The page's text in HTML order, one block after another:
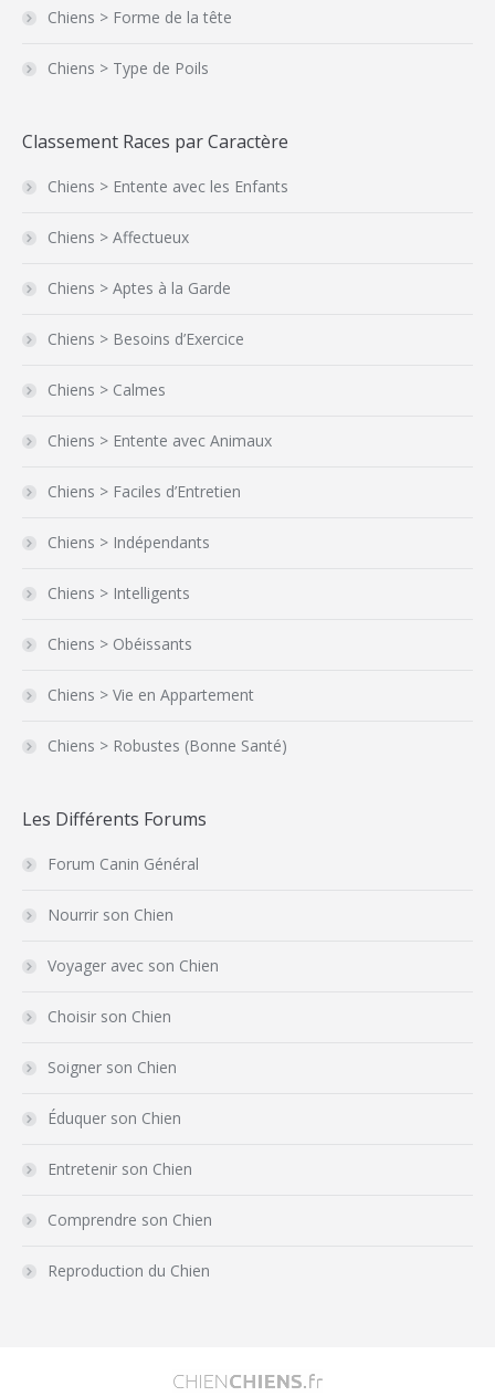
Chiens > Forme de la tête
Chiens > Type de Poils
Classement Races par Caractère
Chiens > Entente avec les Enfants
Chiens > Affectueux
Chiens > Aptes à la Garde
Chiens > Besoins d’Exercice
Chiens > Calmes
Chiens > Entente avec Animaux
Chiens > Faciles d’Entretien
Chiens > Indépendants
Chiens > Intelligents
Chiens > Obéissants
Chiens > Vie en Appartement
Chiens > Robustes (Bonne Santé)
Les Différents Forums
Forum Canin Général
Nourrir son Chien
Voyager avec son Chien
Choisir son Chien
Soigner son Chien
Éduquer son Chien
Entretenir son Chien
Comprendre son Chien
Reproduction du Chien